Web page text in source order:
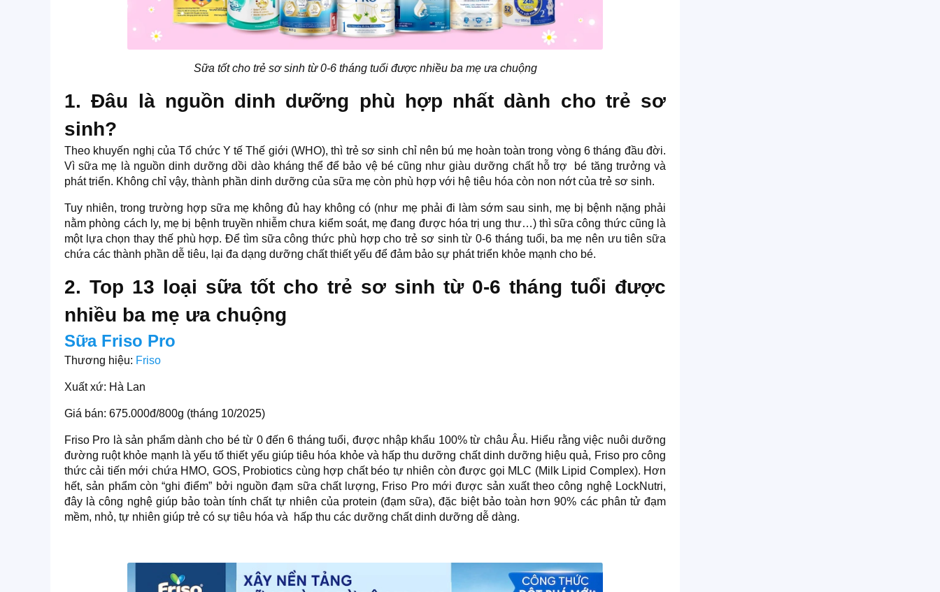
Sữa tốt cho trẻ sơ sinh từ 0-6 tháng tuổi được nhiều ba mẹ ưa chuộng
1. Đâu là nguồn dinh dưỡng phù hợp nhất dành cho trẻ sơ
sinh?
Theo khuyến nghị của Tổ chức Y tế Thế giới (WHO), thì trẻ sơ sinh chỉ nên bú mẹ hoàn toàn trong vòng 6 tháng đầu đời.
Vì sữa mẹ là nguồn dinh dưỡng dồi dào kháng thể để bảo vệ bé cũng như giàu dưỡng chất hỗ trợ bé tăng trưởng và
phát triển. Không chỉ vậy, thành phần dinh dưỡng của sữa mẹ còn phù hợp với hệ tiêu hóa còn non nớt của trẻ sơ sinh.
Tuy nhiên, trong trường hợp sữa mẹ không đủ hay không có (như mẹ phải đi làm sớm sau sinh, mẹ bị bệnh nặng phải
nằm phòng cách ly, mẹ bị bệnh truyền nhiễm chưa kiểm soát, mẹ đang được hóa trị ung thư…) thì sữa công thức cũng là
một lựa chọn thay thế phù hợp. Để tìm sữa công thức phù hợp cho trẻ sơ sinh từ 0-6 tháng tuổi, ba mẹ nên ưu tiên sữa
chứa các thành phần dễ tiêu, lại đa dạng dưỡng chất thiết yếu để đảm bảo sự phát triển khỏe mạnh cho bé.
2. Top 13 loại sữa tốt cho trẻ sơ sinh từ 0-6 tháng tuổi được
nhiều ba mẹ ưa chuộng
Sữa Friso Pro
Thương hiệu: Friso
Xuất xứ: Hà Lan
Giá bán: 675.000đ/800g (tháng 10/2025)
Friso Pro là sản phẩm dành cho bé từ 0 đến 6 tháng tuổi, được nhập khẩu 100% từ châu Âu. Hiểu rằng việc nuôi dưỡng
đường ruột khỏe mạnh là yếu tố thiết yếu giúp tiêu hóa khỏe và hấp thu dưỡng chất dinh dưỡng hiệu quả, Friso pro công
thức cải tiến mới chứa HMO, GOS, Probiotics cùng hợp chất béo tự nhiên còn được gọi MLC (Milk Lipid Complex). Hơn
hết, sản phẩm còn “ghi điểm” bởi nguồn đạm sữa chất lượng, Friso Pro mới được sản xuất theo công nghệ LockNutri,
đây là công nghệ giúp bảo toàn tính chất tự nhiên của protein (đạm sữa), đặc biệt bảo toàn hơn 90% các phân tử đạm
mềm, nhỏ, tự nhiên giúp trẻ có sự tiêu hóa và hấp thu các dưỡng chất dinh dưỡng dễ dàng.